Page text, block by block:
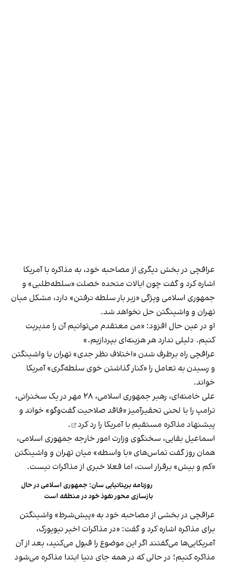
عراقچی در بخش دیگری از مصاحبه خود، به مذاکره با آمریکا
اشاره کرد و گفت چون ایالات متحده خصلت «سلطه‌طلبی» و
جمهوری اسلامی ویژگی «زیر بار سلطه نرفتن» دارد، مشکل میان
تهران و واشینگتن حل نخواهد شد.
او در عین‌ حال افزود: «من معتقدم می‌توانیم آن را مدیریت
کنیم. دلیلی ندارد هر هزینه‌ای بپردازیم.»
عراقچی راه برطرف شدن «اختلاف نظر جدی» تهران با واشینگتن
و رسیدن به تعامل را «کنار گذاشتن خوی سلطه‌گری» آمریکا
خواند.
علی خامنه‌ای، رهبر جمهوری اسلامی، ۲۸ مهر در یک سخنرانی،
ترامپ را با لحنی تحقیرآمیز «فاقد صلاحیت گفت‌وگو» خواند و
پیشنهاد مذاکره مستقیم با آمریکا را رد کرد
.
اسماعیل بقایی،‌ سخنگوی وزارت امور خارجه جمهوری اسلامی،
همان روز گفت تماس‌های «با واسطه» میان تهران و واشینگتن
«کم و بیش» برقرار است، اما فعلا خبری از مذاکرات نیست.
روزنامه بریتانیایی سان: جمهوری اسلامی در حال
بازسازی محور نفوذ خود در منطقه است
عراقچی در بخشی از مصاحبه خود به «پیش‌شرط» واشینگتن
برای مذاکره اشاره کرد و گفت: «در مذاکرات اخیر نیویورک،
آمریکایی‌ها می‌گفتند اگر این موضوع را قبول می‌کنید، بعد از آن
مذاکره کنیم؛ در حالی که در همه جای دنیا ابتدا مذاکره می‌شود